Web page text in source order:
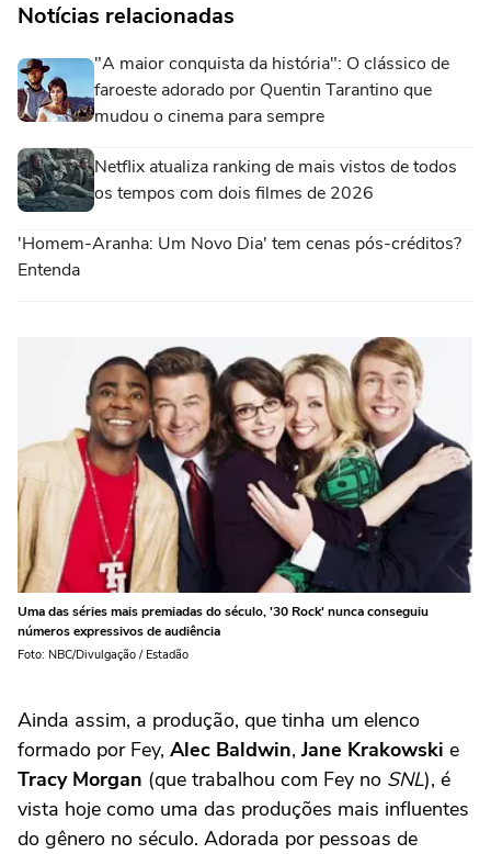
Notícias relacionadas
"A maior conquista da história": O clássico de
faroeste adorado por Quentin Tarantino que
mudou o cinema para sempre
Netflix atualiza ranking de mais vistos de todos
os tempos com dois filmes de 2026
'Homem-Aranha: Um Novo Dia' tem cenas pós-créditos?
Entenda
Uma das séries mais premiadas do século, '30 Rock' nunca conseguiu
números expressivos de audiência
Foto: NBC/Divulgação / Estadão
Ainda assim, a produção, que tinha um elenco
formado por Fey, Alec Baldwin, Jane Krakowski e
Tracy Morgan (que trabalhou com Fey no SNL), é
vista hoje como uma das produções mais influentes
do gênero no século. Adorada por pessoas de